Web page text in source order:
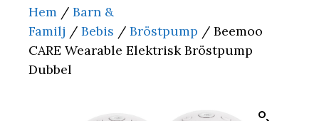
Hem / Barn &
Familj / Bebis / Bröstpump / Beemoo
CARE Wearable Elektrisk Bröstpump
Dubbel